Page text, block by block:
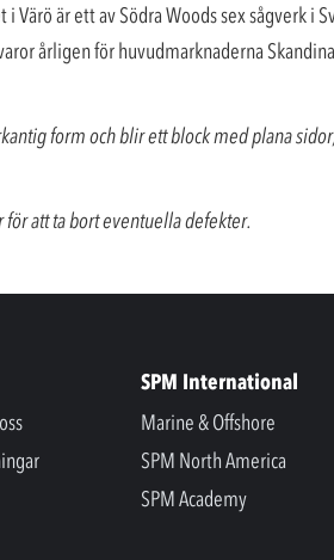
är ett av Södra Woods sex sågverk i
årligen för huvudmarknaderna
form och blir ett block med plana
att ta bort eventuella defekter.
SPM International
Marine & Offshore
SPM North America
SPM Academy